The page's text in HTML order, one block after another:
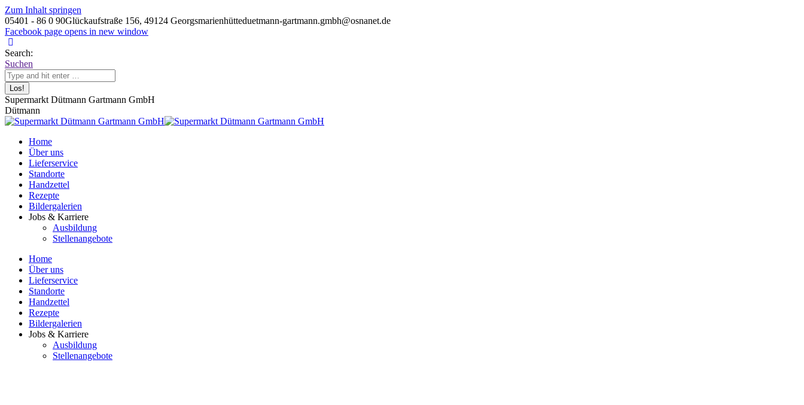
Zum Inhalt springen
05401 - 86 0 90Glückaufstraße 156, 49124 Georgsmarienhütteduetmann-gartmann.gmbh@osnanet.de
Facebook page opens in new window
Search:
Suchen
Supermarkt Dütmann Gartmann GmbH
Dütmann
Home
Über uns
Lieferservice
Standorte
Handzettel
Rezepte
Bildergalerien
Jobs & Karriere
Ausbildung
Stellenangebote
Home
Über uns
Lieferservice
Standorte
Handzettel
Rezepte
Bildergalerien
Jobs & Karriere
Ausbildung
Stellenangebote